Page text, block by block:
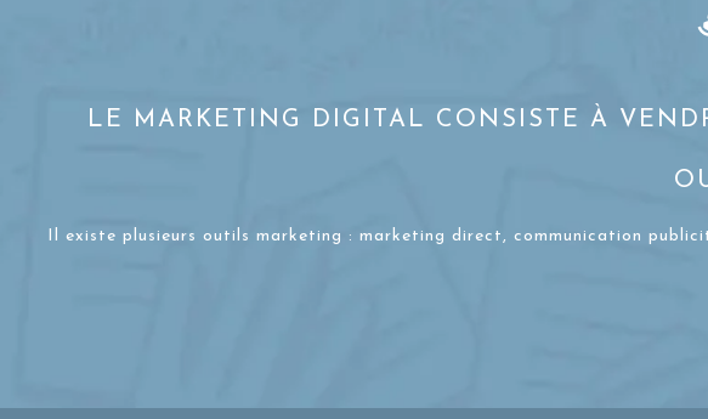
LE MARKETING DIGITAL CONSISTE À
Il existe plusieurs outils marketing : marketing direct, communication